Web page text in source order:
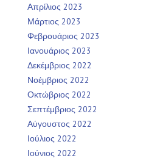
Απρίλιος 2023
Μάρτιος 2023
Φεβρουάριος 2023
Ιανουάριος 2023
Δεκέμβριος 2022
Νοέμβριος 2022
Οκτώβριος 2022
Σεπτέμβριος 2022
Αύγουστος 2022
Ιούλιος 2022
Ιούνιος 2022